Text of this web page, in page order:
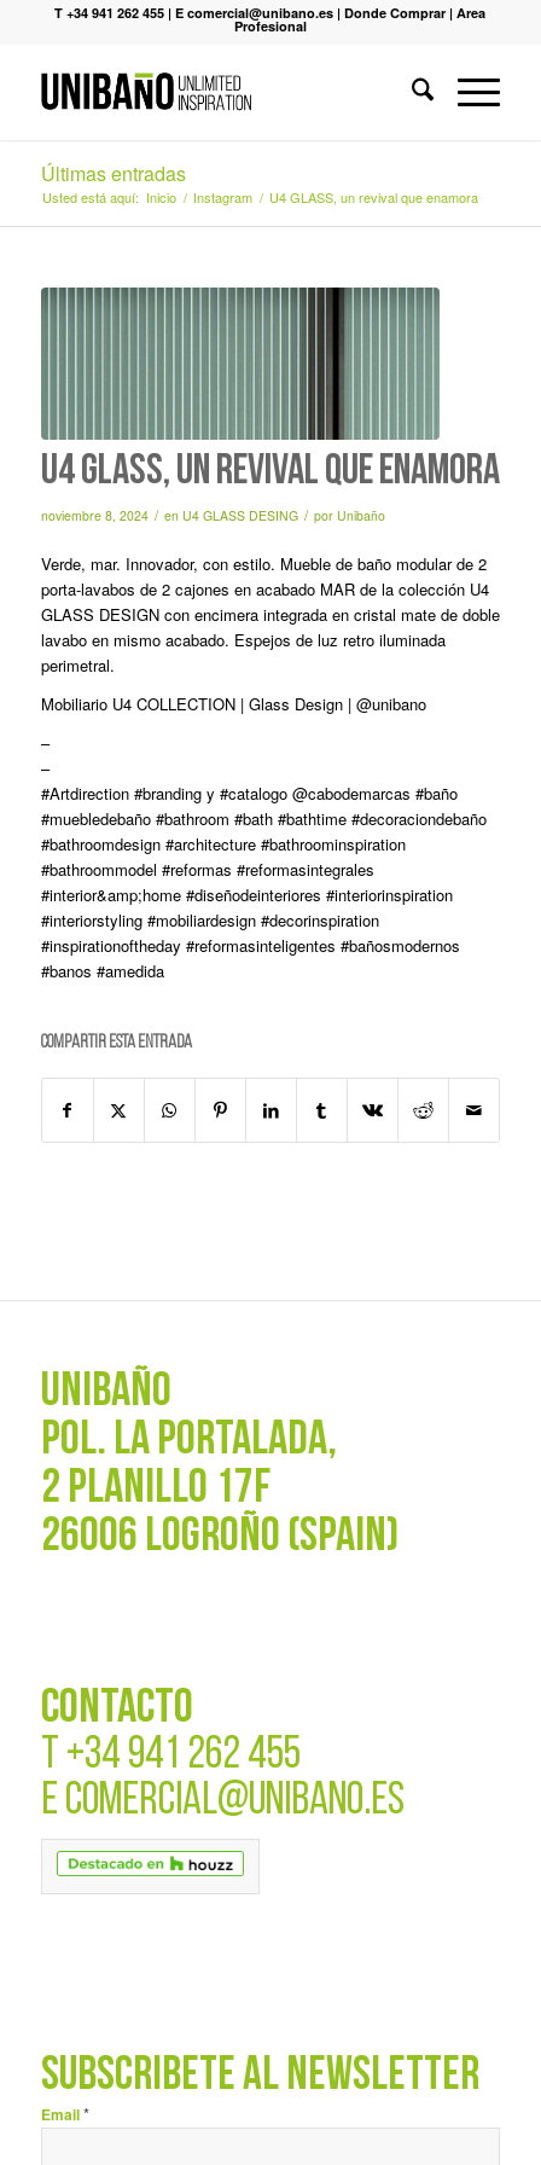
T +34 941 262 455 |E comercial@unibano.es |Donde Comprar |Area
Profesional
Últimas entradas
Usted está aquí: Inicio / Instagram / U4 GLASS, un revival que enamora
U4 GLASS, un revival que enamora
noviembre 8, 2024 / en U4 GLASS DESING / por Unibaño
Verde, mar. Innovador, con estilo. Mueble de baño modular de 2
porta-lavabos de 2 cajones en acabado MAR de la colección U4
GLASS DESIGN con encimera integrada en cristal mate de doble
lavabo en mismo acabado. Espejos de luz retro iluminada
perimetral.
Mobiliario U4 COLLECTION | Glass Design | @unibano
–
–
#Artdirection #branding y #catalogo @cabodemarcas #baño
#muebledebaño #bathroom #bath #bathtime #decoraciondebaño
#bathroomdesign #architecture #bathroominspiration
#bathroommodel #reformas #reformasintegrales
#interior&amp;home #diseñodeinteriores #interiorinspiration
#interiorstyling #mobiliardesign #decorinspiration
#inspirationoftheday #reformasinteligentes #bañosmodernos
#banos #amedida
Compartir esta entrada
UNIBAÑO
POL. La Portalada,
2 PLANILLO 17F
26006 LOGROÑO (SPAIN)
CONTACTO
T +34 941 262 455
E COMERCIAL@UNIBANO.ES
SUBSCRÍBETE AL NEWSLETTER
Email*